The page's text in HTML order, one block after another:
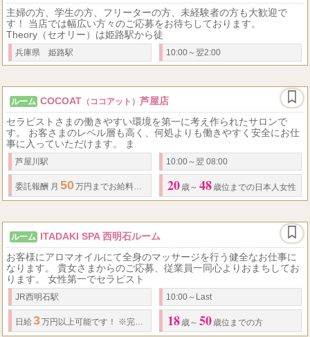
主婦の方、学生の方、フリーターの方、未経験者の方も大歓迎で
す！ 当店では幅広い方々のご応募をお待ちしております。
Theory（セオリー）は姫路駅から徒
兵庫県 姫路駅 10:00～翌2:00
ルーム COCOAT （ココアット） 芦屋店
セラピストさまの働きやすい環境を第一に考え作られたサロンで
す。 お客さまのレベル層も高く、何処よりも働きやすく安全にお仕
事に入っていただけます。 ま
芦屋川駅 10:00～翌 08:00
委託報酬 月 50万円までお給料保証可能です。 ↓全額完全日払いにてお支払いいた 20 歳～ 48 歳位までの日本人女性
ルーム ITADAKI SPA 西明石ルーム
お客様にアロマオイルにて全身のマッサージを行う健全なお仕事に
なります。 貴女さまからのご応募、従業員一同心よりおまちしてお
ります。 女性第一でセラピスト
JR西明石駅 10:00～Last
日給 3万円以上可能です！ ※完全日払い 18 歳～ 50 歳位までの方